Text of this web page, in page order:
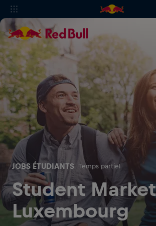
JOBS ÉTUDIANTS Temps partiel
Student
Luxembourg